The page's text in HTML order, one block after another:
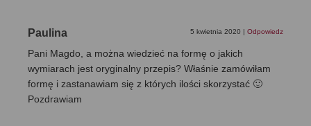
Paulina 5 kwietnia 2020 | Odpowiedz
Pani Magdo, a można wiedzieć na formę o jakich
wymiarach jest oryginalny przepis? Właśnie zamówiłam
formę i zastanawiam się z których ilości skorzystać 🙂
Pozdrawiam